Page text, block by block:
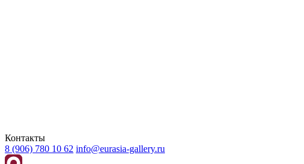
Контакты
8 (906) 780 10 62 info@eurasia-gallery.ru